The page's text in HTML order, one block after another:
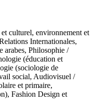
culturel, environnement et
Internationales,
arabes, Philosophie /
(éducation et
(sociologie de
social, Audiovisuel /
et primaire,
Fashion Design et